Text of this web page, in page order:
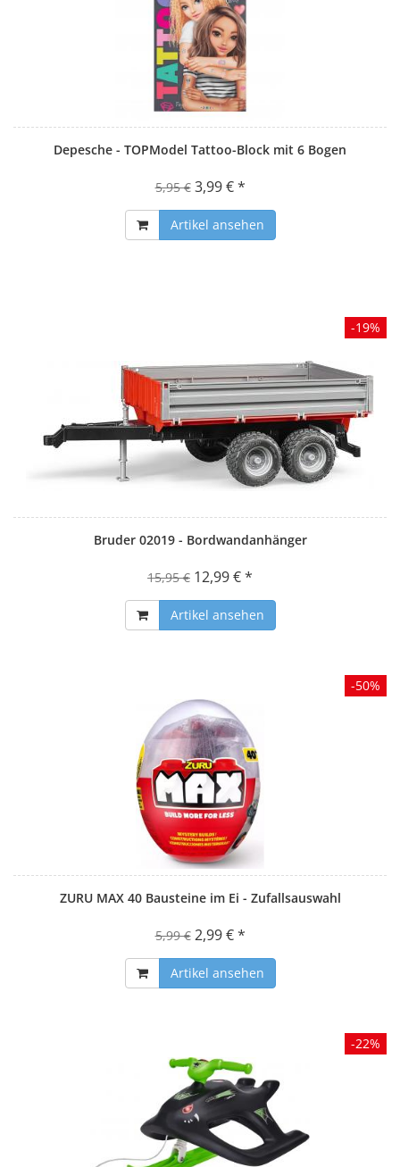
Depesche - TOPModel Tattoo-Block mit 6 Bogen
5,95 € 3,99 € *
Artikel ansehen
Bruder 02019 - Bordwandanhänger
15,95 € 12,99 € *
Artikel ansehen
-19%
ZURU MAX 40 Bausteine im Ei - Zufallsauswahl
5,99 € 2,99 € *
Artikel ansehen
-50%
-22%